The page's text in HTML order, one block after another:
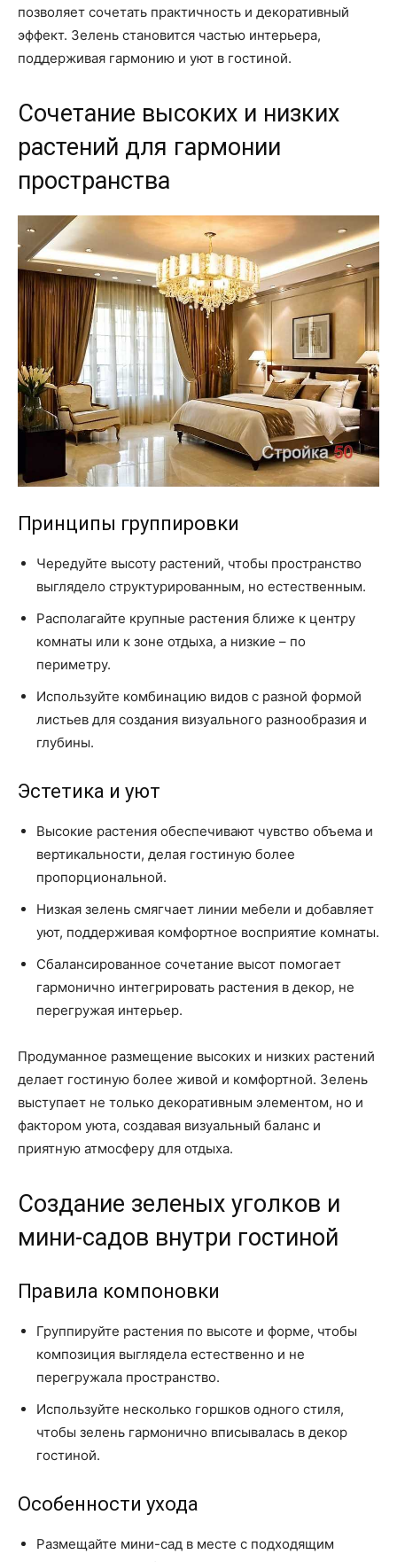
позволяет сочетать практичность и декоративный
эффект. Зелень становится частью интерьера,
поддерживая гармонию и уют в гостиной.
Сочетание высоких и низких
растений для гармонии
пространства
Принципы группировки
Чередуйте высоту растений, чтобы пространство
выглядело структурированным, но естественным.
Располагайте крупные растения ближе к центру
комнаты или к зоне отдыха, а низкие – по
периметру.
Используйте комбинацию видов с разной формой
листьев для создания визуального разнообразия и
глубины.
Эстетика и уют
Высокие растения обеспечивают чувство объема и
вертикальности, делая гостиную более
пропорциональной.
Низкая зелень смягчает линии мебели и добавляет
уют, поддерживая комфортное восприятие комнаты.
Сбалансированное сочетание высот помогает
гармонично интегрировать растения в декор, не
перегружая интерьер.
Продуманное размещение высоких и низких растений
делает гостиную более живой и комфортной. Зелень
выступает не только декоративным элементом, но и
фактором уюта, создавая визуальный баланс и
приятную атмосферу для отдыха.
Создание зеленых уголков и
мини-садов внутри гостиной
Правила компоновки
Группируйте растения по высоте и форме, чтобы
композиция выглядела естественно и не
перегружала пространство.
Используйте несколько горшков одного стиля,
чтобы зелень гармонично вписывалась в декор
гостиной.
Особенности ухода
Размещайте мини-сад в месте с подходящим